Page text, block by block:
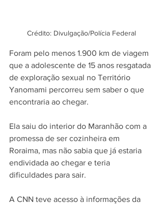
Crédito: Divulgação/Polícia Federal
Foram pelo menos 1.900 km de viagem
que a adolescente de 15 anos resgatada
de exploração sexual no Território
Yanomami percorreu sem saber o que
encontraria ao chegar.
Ela saiu do interior do Maranhão com a
promessa de ser cozinheira em
Roraima, mas não sabia que já estaria
endividada ao chegar e teria
dificuldades para sair.
A CNN teve acesso à informações da